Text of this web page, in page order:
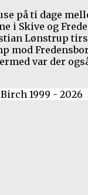
på ti dage
i Skive og
Lønstrup
mod
var der
1999 - 2026